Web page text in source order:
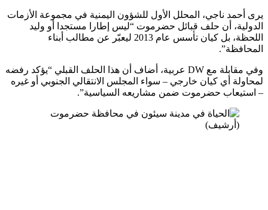
يرى أحمد ناجي، المحلل الأول للشؤون اليمنية في مجموعة الأزمات
الدولية، أن حلف قبائل حضرموت “ليس إطارا مستجدا أو وليد
اللحظة، بل كيان تأسس عام 2013 ليعبّر عن مطالب أبناء
المحافظة”.
وفي مقابلة مع DW عربية، أضاف أن هذا الحلف القبلي “يؤكد رفضه
لمحاولة أي كيان خارجي – سواء المجلس الانتقالي الجنوبي أو غيره
– استيعاب حضرموت ضمن مشاريعه السياسية”.